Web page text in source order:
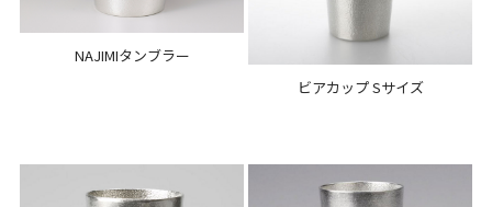
NAJIMIタンブラー
ビアカップ Sサイズ